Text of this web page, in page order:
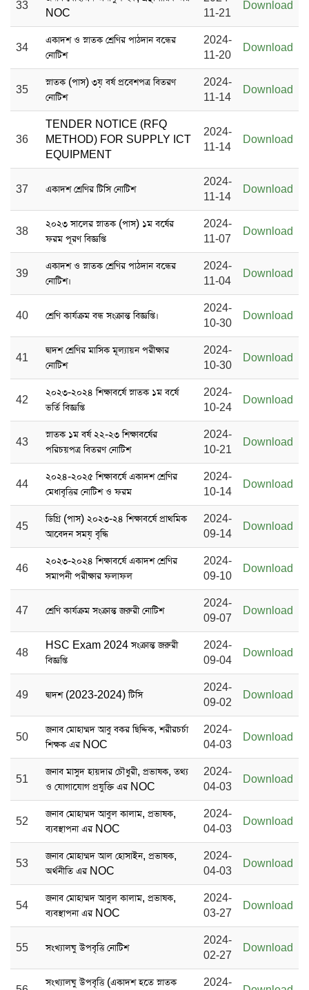
33
NOC
11-21
Download
34
একাদশ ও স্নাতক শ্রেণির পাঠদান বন্ধের
নোটিশ
2024-
11-20
Download
35
স্নাতক (পাস) ৩য় বর্ষ প্রবেশপত্র বিতরণ
নোটিশ
2024-
11-14
Download
36
TENDER NOTICE (RFQ
METHOD) FOR SUPPLY ICT
EQUIPMENT
2024-
11-14
Download
37 একাদশ শ্রেণির টিসি নোটিশ
2024-
11-14
Download
38
২০২৩ সালের স্নাতক (পাস) ১ম বর্ষের
ফরম পূরণ বিজ্ঞপ্তি
2024-
11-07
Download
39
একাদশ ও স্নাতক শ্রেণির পাঠদান বন্ধের
নোটিশ।
2024-
11-04
Download
40 শ্রেণি কার্যক্রম বন্ধ সংক্রান্ত বিজ্ঞপ্তি।
2024-
10-30
Download
41
দ্বাদশ শ্রেণির মাসিক মূল্যায়ন পরীক্ষার
নোটিশ
2024-
10-30
Download
42
২০২৩-২০২৪ শিক্ষাবর্ষে স্নাতক ১ম বর্ষে
ভর্তি বিজ্ঞপ্তি
2024-
10-24
Download
43
স্নাতক ১ম বর্ষ ২২-২৩ শিক্ষাবর্ষের
পরিচয়পত্র বিতরণ নোটিশ
2024-
10-21
Download
44
২০২৪-২০২৫ শিক্ষাবর্ষে একাদশ শ্রেণির
মেধাবৃত্তির নোটিশ ও ফরম
2024-
10-14
Download
45
ডিগ্রি (পাস) ২০২৩-২৪ শিক্ষাবর্ষে প্রাথমিক
আবেদন সময় বৃদ্ধি
2024-
09-14
Download
46
২০২৩-২০২৪ শিক্ষাবর্ষে একাদশ শ্রেণির
সমাপনী পরীক্ষার ফলাফল
2024-
09-10
Download
47 শ্রেণি কার্যক্রম সংক্রান্ত জরুরী নোটিশ
2024-
09-07
Download
48
HSC Exam 2024 সংক্রান্ত জরুরী
বিজ্ঞপ্তি
2024-
09-04
Download
49 দ্বাদশ (2023-2024) টিসি
2024-
09-02
Download
50
জনাব মোহাম্মদ আবু বকর ছিদ্দিক, শরীরচর্চা
শিক্ষক এর NOC
2024-
04-03
Download
51
জনাব মাসুদ হায়দার চৌধুরী, প্রভাষক, তথ্য
ও যোগাযোগ প্রযুক্তি এর NOC
2024-
04-03
Download
52
জনাব মোহাম্মদ আবুল কালাম, প্রভাষক,
ব্যবস্থাপনা এর NOC
2024-
04-03
Download
53
জনাব মোহাম্মদ আল হোসাইন, প্রভাষক,
অর্থনীতি এর NOC
2024-
04-03
Download
54
জনাব মোহাম্মদ আবুল কালাম, প্রভাষক,
ব্যবস্থাপনা এর NOC
2024-
03-27
Download
55 সংখ্যালঘু উপবৃত্তি নোটিশ
2024-
02-27
Download
সংখ্যালঘু উপবৃত্তি (একাদশ হতে স্নাতক
2024-